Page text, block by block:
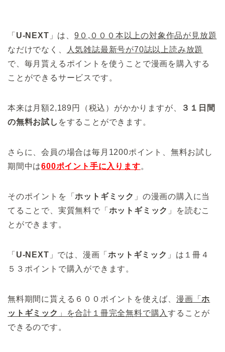
「 U-NEXT 」は、9０ ,０００本以上の対象作品が見放題
なだけでなく、
人気雑誌最新号が70誌以上読み放題
で、毎月貰えるポイントを使うことで漫画を購入する
ことができるサービスです。
本来は月額2,189円（税込）がかかりますが、
３１日間
の無料お試し をすることができます。
さらに、会員の場合は毎月1200ポイント、無料お試し
期間中は600ポイント手に入ります。
そのポイントを「ホットギミック 」の漫画の購入に当
てることで、実質無料で「 ホットギミック 」を読むこ
とができます。
「 U-NEXT 」では、漫画「ホットギミック 」は１冊４
５３ポイントで購入ができます。
無料期間に貰える６００ポイントを使えば、 漫画「ホ
ットギミック 」を合計１冊完全無料で購入することが
できるのです。